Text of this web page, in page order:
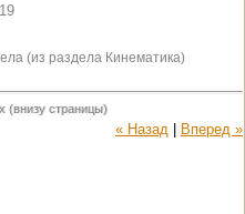
(из раздела Кинематика)
(внизу страницы)
« Назад
Вперед »